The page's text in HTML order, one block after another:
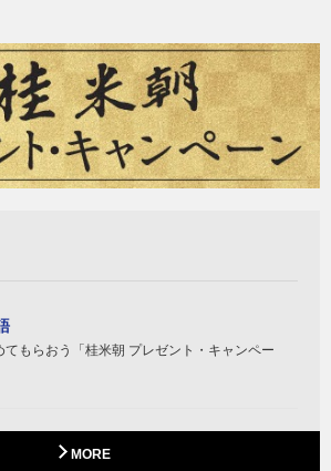
てもらおう「桂米朝 プレゼント・キャンペー
MORE